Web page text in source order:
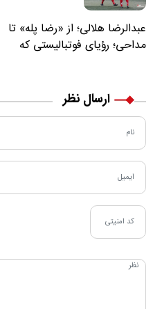
عبدالرضا هلالی؛ از «رضا پله» تا
مداحی؛ رؤیای فوتبالیستی که
ارسال نظر